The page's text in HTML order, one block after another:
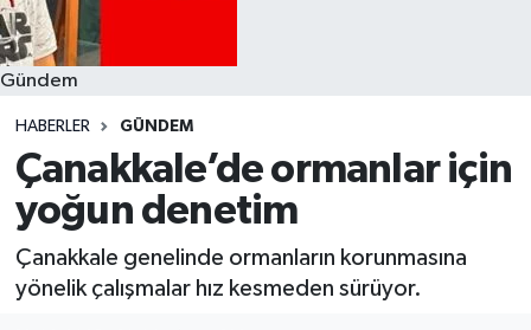
Gündem
HABERLER GÜNDEM
Çanakkale’de ormanlar için
yoğun denetim
Çanakkale genelinde ormanların korunmasına
yönelik çalışmalar hız kesmeden sürüyor.